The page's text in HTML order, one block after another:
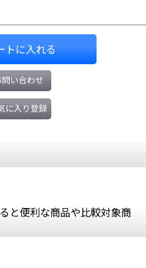
トに入れる
問い合わせ
に入り登録
と便利な商品や比較対象商